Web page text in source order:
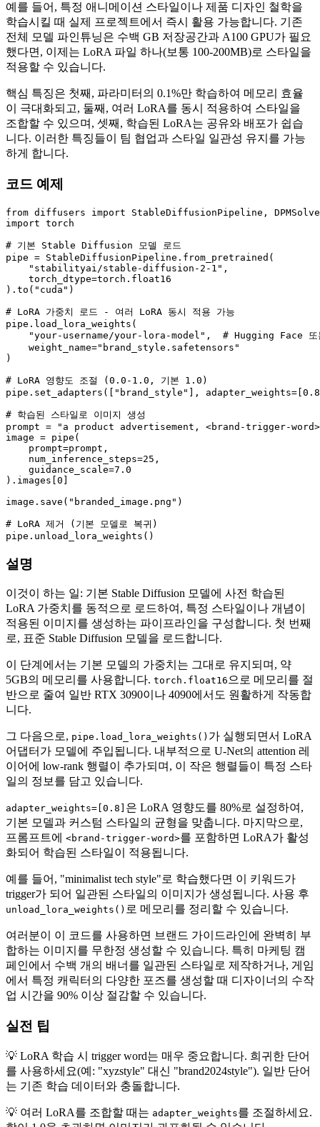
예를 들어, 특정 애니메이션 스타일이나 제품 디자인 철학을
학습시킬 때 실제 프로젝트에서 즉시 활용 가능합니다. 기존
전체 모델 파인튜닝은 수백 GB 저장공간과 A100 GPU가 필요
했다면, 이제는 LoRA 파일 하나(보통 100-200MB)로 스타일을
적용할 수 있습니다.
핵심 특징은 첫째, 파라미터의 0.1%만 학습하여 메모리 효율
이 극대화되고, 둘째, 여러 LoRA를 동시 적용하여 스타일을
조합할 수 있으며, 셋째, 학습된 LoRA는 공유와 배포가 쉽습
니다. 이러한 특징들이 팀 협업과 스타일 일관성 유지를 가능
하게 합니다.
코드 예제
from diffusers import
import torch
# 기본 Stable Diffusion 모델 로드
pipe = StableDiffusionPipeline.from_pretrained(
"stabilityai/stable-diffusion-2-1" ,
    torch_dtype=torch.float16
).to( "cuda" )
# LoRA 가중치 로드 - 여러 LoRA 동시 적용 가능
pipe.load_lora_weights(
"your-username/your-lora-model" , # Hugging Face 또
    weight_name=
"brand_style.safetensors"
)
# LoRA 영향도 조절 (0.0-1.0, 기본 1.0)
pipe.set_adapters([
"brand_style" ], adapter_weights=[ 0.8
# 학습된 스타일로 이미지 생성
prompt =
"a product advertisement, <brand-trigger-
image = pipe(
    prompt=prompt,
    num_inference_steps=
25 ,
    guidance_scale=
7.0
).images[ 0
image.save( "branded_image.png" )
# LoRA 제거 (기본 모델로 복귀)
설명
이것이 하는 일: 기본 Stable Diffusion 모델에 사전 학습된
LoRA 가중치를 동적으로 로드하여, 특정 스타일이나 개념이
적용된 이미지를 생성하는 파이프라인을 구성합니다. 첫 번째
로, 표준 Stable Diffusion 모델을 로드합니다.
이 단계에서는 기본 모델의 가중치는 그대로 유지되며, 약
5GB의 메모리를 사용합니다. torch.float16 으로 메모리를 절
반으로 줄여 일반 RTX 3090이나 4090에서도 원활하게 작동합
니다.
그 다음으로, pipe.load_lora_weights() 가 실행되면서 LoRA
어댑터가 모델에 주입됩니다. 내부적으로 U-Net의 attention 레
이어에 low-rank 행렬이 추가되며, 이 작은 행렬들이 특정 스타
일의 정보를 담고 있습니다.
adapter_weights=[0.8] 은 LoRA 영향도를 80%로 설정하여,
기본 모델과 커스텀 스타일의 균형을 맞춥니다. 마지막으로,
프롬프트에 <brand-trigger-word>를 포함하면 LoRA가 활성
화되어 학습된 스타일이 적용됩니다.
예를 들어, "minimalist tech style"로 학습했다면 이 키워드가
trigger가 되어 일관된 스타일의 이미지가 생성됩니다. 사용 후
unload_lora_weights() 로 메모리를 정리할 수 있습니다.
여러분이 이 코드를 사용하면 브랜드 가이드라인에 완벽히 부
합하는 이미지를 무한정 생성할 수 있습니다. 특히 마케팅 캠
페인에서 수백 개의 배너를 일관된 스타일로 제작하거나, 게임
에서 특정 캐릭터의 다양한 포즈를 생성할 때 디자이너의 수작
업 시간을 90% 이상 절감할 수 있습니다.
실전 팁
💡 LoRA 학습 시 trigger word는 매우 중요합니다. 희귀한 단어
를 사용하세요(예: "xyzstyle" 대신 "brand2024style"). 일반 단어
는 기존 학습 데이터와 충돌합니다.
💡 여러 LoRA를 조합할 때는 adapter_weights를 조절하세요.